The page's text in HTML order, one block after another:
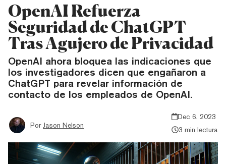
OpenAI Refuerza
Seguridad de ChatGPT
Tras Agujero de Privacidad
OpenAI ahora bloquea las indicaciones que
los investigadores dicen que engañaron a
ChatGPT para revelar información de
contacto de los empleados de OpenAI.
Por Jason Nelson
Dec 6, 2023
3 min lectura